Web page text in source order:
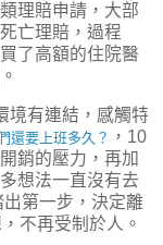
理賠申請，大部
亡理賠，過程
了高額的住院醫
境有連結，感觸特
還要上班多久？
，10
銷的壓力，再加
想法一直沒有去
第一步，決定離
不再受制於人。